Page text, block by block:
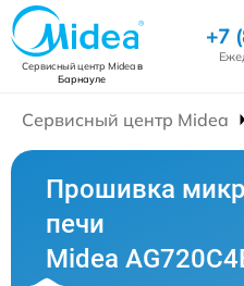
Сервисный центр Mideaв
Барнауле
+7
Сервисный центр Midea
Прошивка
печи
Midea